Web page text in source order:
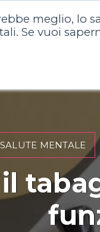
meglio, lo
Se vuoi
Dizionario
SALUTE MENTALE